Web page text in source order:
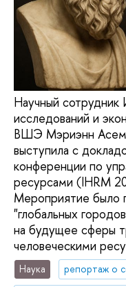
Научный сотрудник
исследований и
ВШЭ Мэриэнн
выступила с
конференции по
ресурсами (IHRM
Мероприятие было
"глобальных
на будущее сферы
человеческими
Наука
репортаж о